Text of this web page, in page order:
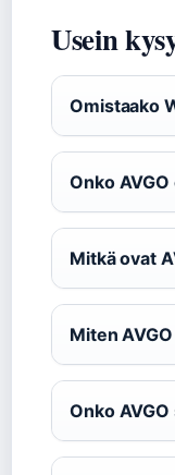
Usein
Omistaako
Onko
Mitkä ovat
Miten
Onko